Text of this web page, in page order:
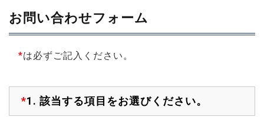
お問い合わせフォーム
*は必ずご記入ください。
*1. 該当する項目をお選びください。